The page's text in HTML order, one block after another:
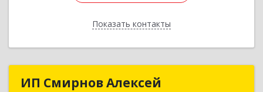
Показать контакты
Назад
ИП Смирнов АлексейИП Смирнов Алексей